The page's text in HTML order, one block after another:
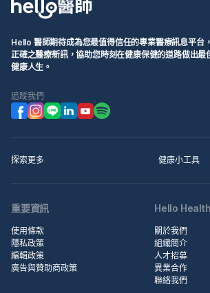
Hello 醫師期待成為您最值得信任的專業醫療訊息平台
正確之醫療新訊，協助您時刻在健康保健的道路做出最
健康人生。
追蹤我們
探索更多 健康小工具
重要資訊
使用條款
隱私政策
編輯政策
廣告與贊助商政策
Hello
關於我們
組織簡介
人才招募
異業合作
聯絡我們